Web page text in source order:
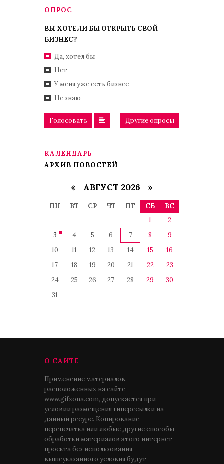
ОПРОС
ВЫ ХОТЕЛИ БЫ ОТКРЫТЬ СВОЙ
БИЗНЕС?
Да, хотел бы
Нет
У меня уже есть бизнес
Не знаю
Голосовать Другие опросы
КАЛЕНДАРЬ
АРХИВ НОВОСТЕЙ
« АВГУСТ 2026 »
ПН ВТ СР ЧТ ПТ СБ
ВС
1
2
3
4 5 6 7 8
9
10
11 12 13 14 15
16
17
18 19 20 21 22
23
24
25 26 27 28 29
30
31
О САЙТЕ
Применение материалов,
расположенных на сайте
www.gifzona.com, допускается при
условии размещения гиперссылки на
данный ресурс. Копирование,
перепечатка или любые другие способы
обработки материалов этого интернет-
проекта без использования
вышеуказанного условия будут